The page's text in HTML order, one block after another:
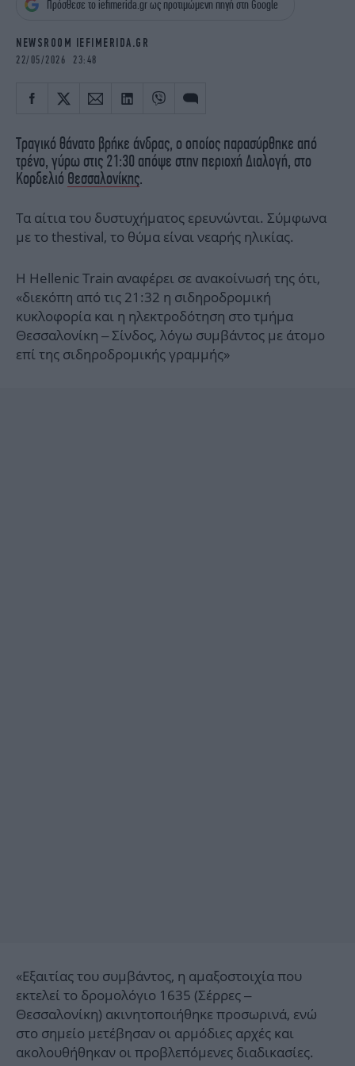
iBOOKS
ΖΩΔΙΑ
MEDIA
NEWSLETTER
Πρόσθεσε το iefimerida.gr ως προτιμώμενη πηγή στη Google
NEWSROOM IEFIMERIDA.GR
22/05/2026 23:48
Τραγικό θάνατο βρήκε άνδρας, ο οποίος παρασύρθηκε από
τρένο, γύρω στις 21:30 απόψε στην περιοχή Διαλογή, στο
Κορδελιό Θεσσαλονίκης.
Τα αίτια του δυστυχήματος ερευνώνται. Σύμφωνα
με το thestival, το θύμα είναι νεαρής ηλικίας.
Η Hellenic Train αναφέρει σε ανακοίνωσή της ότι,
«διεκόπη από τις 21:32 η σιδηροδρομική
κυκλοφορία και η ηλεκτροδότηση στο τμήμα
Θεσσαλονίκη – Σίνδος, λόγω συμβάντος με άτομο
επί της σιδηροδρομικής γραμμής»
«Εξαιτίας του συμβάντος, η αμαξοστοιχία που
εκτελεί το δρομολόγιο 1635 (Σέρρες –
Θεσσαλονίκη) ακινητοποιήθηκε προσωρινά, ενώ
στο σημείο μετέβησαν οι αρμόδιες αρχές και
ακολουθήθηκαν οι προβλεπόμενες διαδικασίες.